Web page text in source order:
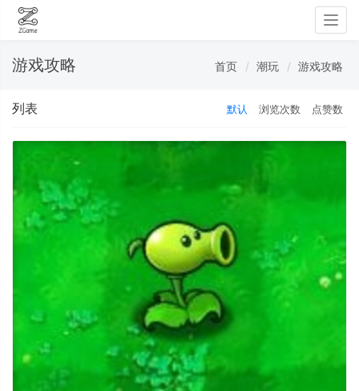
游戏攻略 首页 潮玩 游戏攻略
列表 默认 浏览次数 点赞数